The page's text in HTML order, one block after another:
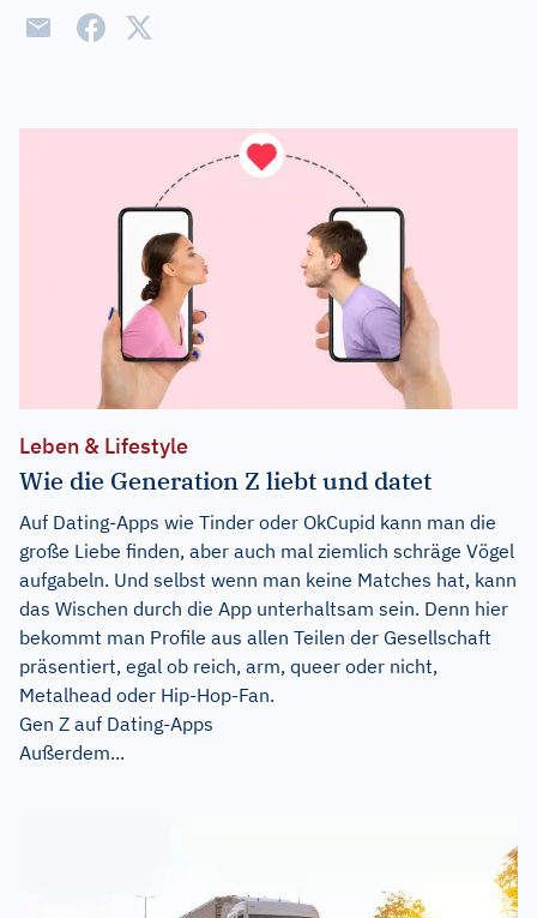
Leben & Lifestyle
Wie die Generation Z liebt und datet
Auf Dating-Apps wie Tinder oder OkCupid kann man die
große Liebe finden, aber auch mal ziemlich schräge Vögel
aufgabeln. Und selbst wenn man keine Matches hat, kann
das Wischen durch die App unterhaltsam sein. Denn hier
bekommt man Profile aus allen Teilen der Gesellschaft
präsentiert, egal ob reich, arm, queer oder nicht,
Metalhead oder Hip-Hop-Fan.
Gen Z auf Dating-Apps
Außerdem...